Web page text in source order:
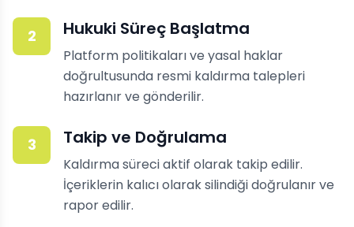
2 Hukuki Süreç Başlatma
Platform politikaları ve yasal haklar
doğrultusunda resmi kaldırma talepleri
hazırlanır ve gönderilir.
3 Takip ve Doğrulama
Kaldırma süreci aktif olarak takip edilir.
İçeriklerin kalıcı olarak silindiği doğrulanır ve
rapor edilir.